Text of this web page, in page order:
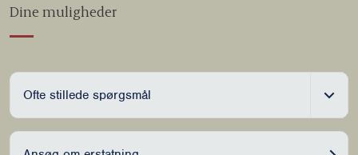
Dine muligheder
Ofte stillede spørgsmål